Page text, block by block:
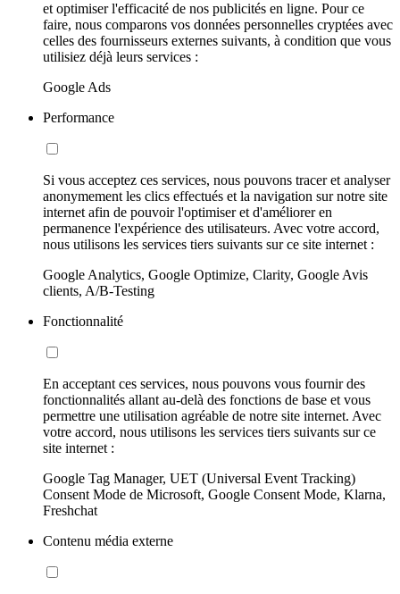
et optimiser l'efficacité de nos publicités en ligne. Pour ce
faire, nous comparons vos données personnelles cryptées avec
celles des fournisseurs externes suivants, à condition que vous
utilisiez déjà leurs services :
Google Ads
Performance
Si vous acceptez ces services, nous pouvons tracer et analyser
anonymement les clics effectués et la navigation sur notre site
internet afin de pouvoir l'optimiser et d'améliorer en
permanence l'expérience des utilisateurs. Avec votre accord,
nous utilisons les services tiers suivants sur ce site internet :
Google Analytics, Google Optimize, Clarity, Google Avis
clients, A/B-Testing
Fonctionnalité
En acceptant ces services, nous pouvons vous fournir des
fonctionnalités allant au-delà des fonctions de base et vous
permettre une utilisation agréable de notre site internet. Avec
votre accord, nous utilisons les services tiers suivants sur ce
site internet :
Google Tag Manager, UET (Universal Event Tracking)
Consent Mode de Microsoft, Google Consent Mode, Klarna,
Freshchat
Contenu média externe